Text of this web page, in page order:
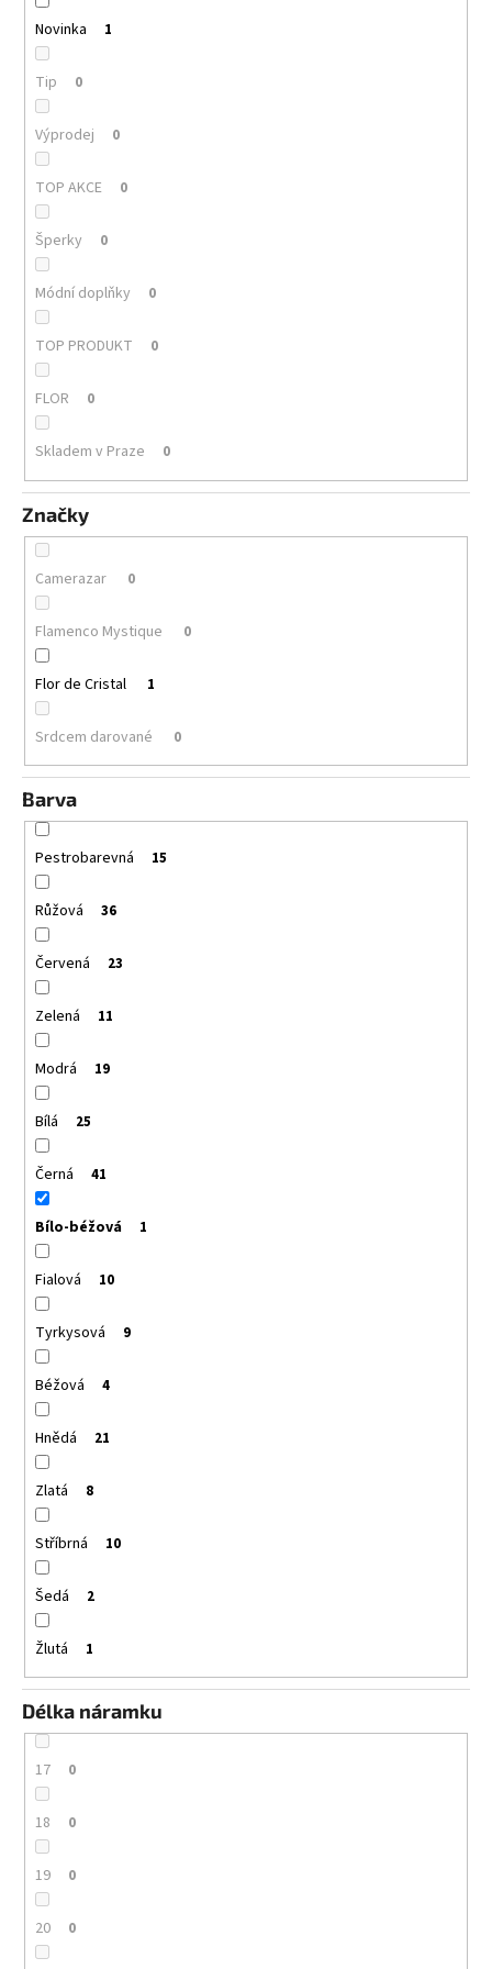
Novinka 1
Tip 0
Výprodej 0
TOP AKCE 0
Šperky 0
Módní doplňky 0
TOP PRODUKT 0
FLOR 0
Skladem v Praze 0
Značky
Camerazar 0
Flamenco Mystique 0
Flor de Cristal 1
Srdcem darované 0
Barva
Pestrobarevná 15
Růžová 36
Červená 23
Zelená 11
Modrá 19
Bílá 25
Černá 41
Bílo-béžová 1
Fialová 10
Tyrkysová 9
Béžová 4
Hnědá 21
Zlatá 8
Stříbrná 10
Šedá 2
Žlutá 1
Délka náramku
17 0
18 0
19 0
20 0